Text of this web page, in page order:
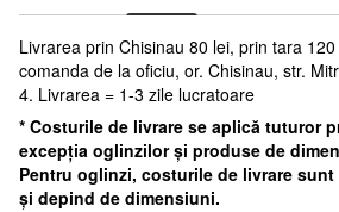
Livrarea prin Chisinau 80 lei, prin tara
comanda de la oficiu, or. Chisinau, str.
4. Livrarea = 1-3 zile lucratoare
* Costurile de livrare se aplică tuturor
excepția oglinzilor și produse de
Pentru oglinzi, costurile de livrare
și depind de dimensiuni.